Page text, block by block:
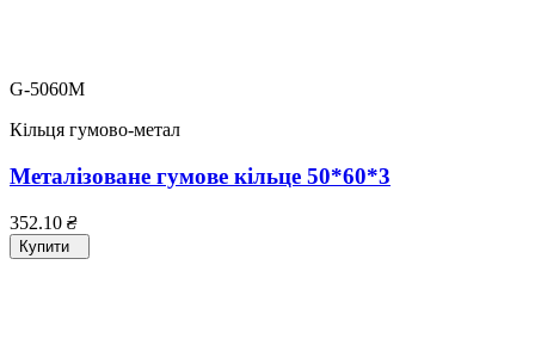
G-5060M
Кільця гумово-метал
Металізоване гумове кільце 50*60*3
352.10 ₴
Купити